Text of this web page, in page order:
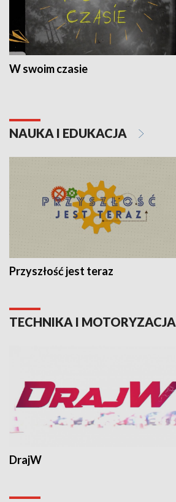
W swoim czasie
NAUKA I EDUKACJA
Przyszłość jest teraz
TECHNIKA I MOTORYZACJA
DrajW